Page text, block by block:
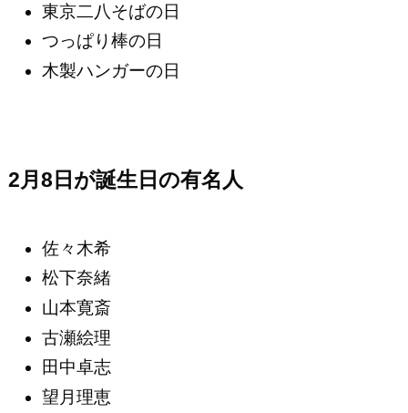
東京二八そばの日
つっぱり棒の日
木製ハンガーの日
2月8日が誕生日の有名人
佐々木希
松下奈緒
山本寛斎
古瀬絵理
田中卓志
望月理恵